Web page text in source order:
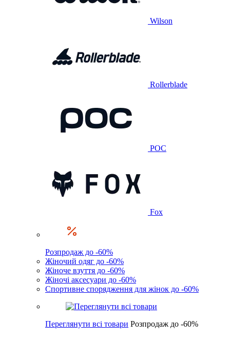
Wilson
Rollerblade
POC
Fox
Розпродаж до -60%
Жіночий одяг до -60%
Жіноче взуття до -60%
Жіночі аксесуари до -60%
Спортивне спорядження для жінок до -60%
Переглянути всі товари Розпродаж до -60%